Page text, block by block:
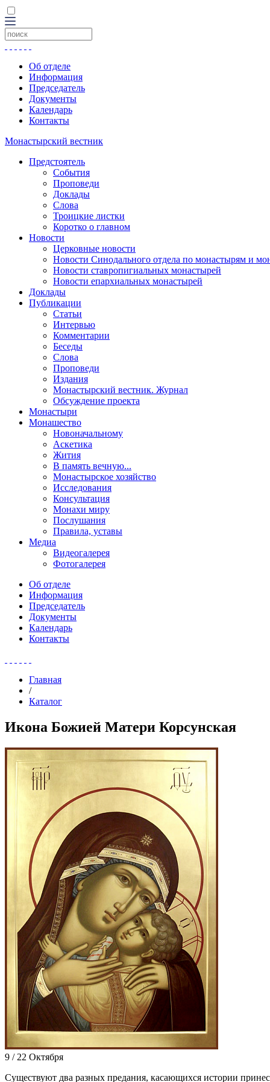
Об отделе
Информация
Председатель
Документы
Календарь
Контакты
Монастырский вестник
Предстоятель
События
Проповеди
Доклады
Слова
Троицкие листки
Коротко о главном
Новости
Церковные новости
Новости Синодального отдела по монастырям и
Новости ставропигиальных монастырей
Новости епархиальных монастырей
Доклады
Публикации
Статьи
Интервью
Комментарии
Беседы
Слова
Проповеди
Издания
Монастырский вестник. Журнал
Обсуждение проекта
Монастыри
Монашество
Новоначальному
Аскетика
Жития
В память вечную...
Монастырское хозяйство
Исследования
Консультация
Монахи миру
Послушания
Правила, уставы
Медиа
Видеогалерея
Фотогалерея
Об отделе
Информация
Председатель
Документы
Календарь
Контакты
Главная
/
Каталог
Икона Божией Матери Корсунская
9 / 22 Октября
Су­ще­ству­ют два раз­ных пре­да­ния, ка­са­ю­щих­ся ис­то­рии